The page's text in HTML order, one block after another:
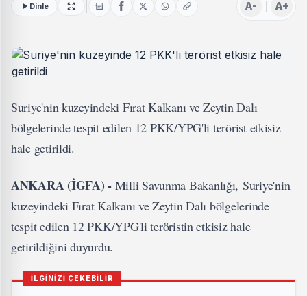
Dinle A- A+
Suriye'nin kuzeyindeki Fırat Kalkanı ve Zeytin Dalı
bölgelerinde tespit edilen 12 PKK/YPG'li terörist etkisiz
hale getirildi.
ANKARA (İGFA) - Milli Savunma Bakanlığı, Suriye'nin
kuzeyindeki Fırat Kalkanı ve Zeytin Dalı bölgelerinde
tespit edilen 12 PKK/YPG'li teröristin etkisiz hale
getirildiğini duyurdu.
İLGİNİZİ ÇEKEBİLİR